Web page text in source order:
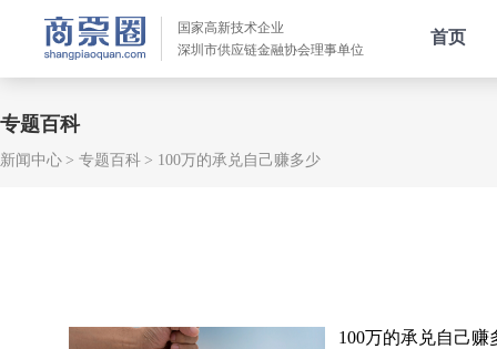
国家高新技术企业
深圳市供应链金融协会理事单位
首页
专题百科
新闻中心 专题百科 100万的承兑自己赚多少
100万的承兑自己